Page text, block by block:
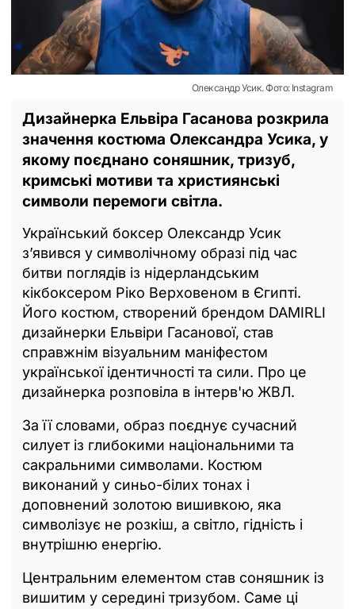
Олександр Усик. Фото: Instagram
Дизайнерка Ельвіра Гасанова розкрила
значення костюма Олександра Усика, у
якому поєднано соняшник, тризуб,
кримські мотиви та християнські
символи перемоги світла.
Український боксер Олександр Усик
з’явився у символічному образі під час
битви поглядів із нідерландським
кікбоксером Ріко Верховеном в Єгипті.
Його костюм, створений брендом DAMIRLI
дизайнерки Ельвіри Гасанової, став
справжнім візуальним маніфестом
української ідентичності та сили. Про це
дизайнерка розповіла в інтерв'ю ЖВЛ.
За її словами, образ поєднує сучасний
силует із глибокими національними та
сакральними символами. Костюм
виконаний у синьо-білих тонах і
доповнений золотою вишивкою, яка
символізує не розкіш, а світло, гідність і
внутрішню енергію.
Центральним елементом став соняшник із
вишитим у середині тризубом. Саме ці